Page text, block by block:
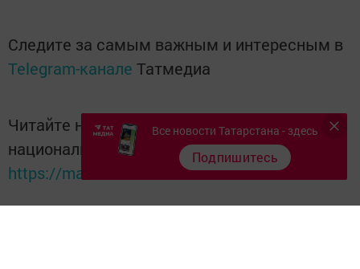
Следите за самым важным и интересным в
Telegram-канале Татмедиа
Читайте новости Татарстана в
национальном мессенджере MАХ:
https://max.ru/tatmedia
Все новости Татарстана - здесь
Подпишитесь